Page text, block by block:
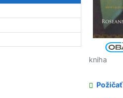
kniha
Požičať